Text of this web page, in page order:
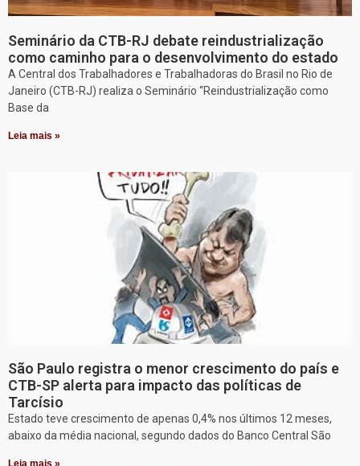
Seminário da CTB-RJ debate reindustrialização
como caminho para o desenvolvimento do estado
A Central dos Trabalhadores e Trabalhadoras do Brasil no Rio de
Janeiro (CTB-RJ) realiza o Seminário “Reindustrialização como
Base da
Leia mais »
São Paulo registra o menor crescimento do país e
CTB-SP alerta para impacto das políticas de
Tarcísio
Estado teve crescimento de apenas 0,4% nos últimos 12 meses,
abaixo da média nacional, segundo dados do Banco Central São